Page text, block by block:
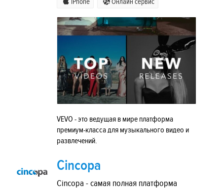
iPhone Онлайн сервис
VEVO - это ведущая в мире платформа
премиум-класса для музыкального видео и
развлечений.
Cincopa
Cincopa - самая полная платформа